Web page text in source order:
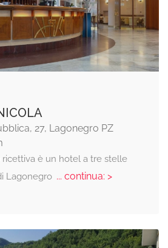
27, Lagonegro PZ
ricettiva è un hotel a tre stelle
Lagonegro... continua: >